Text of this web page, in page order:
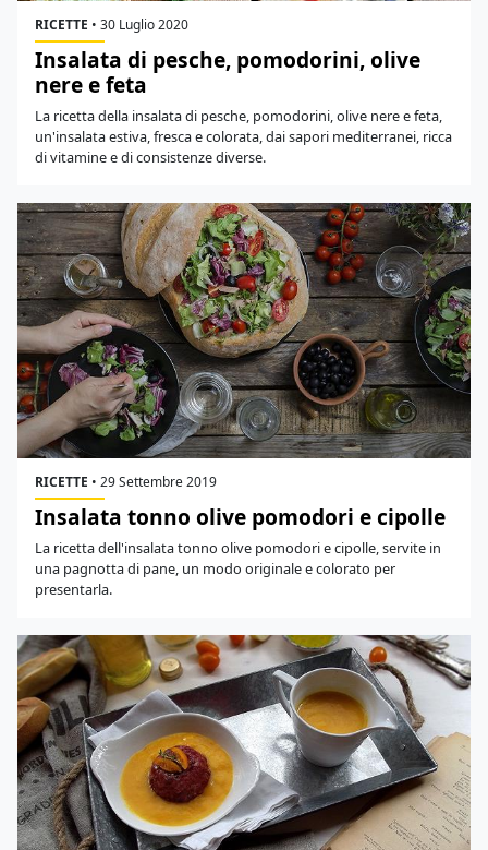
RICETTE • 30 Luglio 2020
Insalata di pesche, pomodorini, olive
nere e feta
La ricetta della insalata di pesche, pomodorini, olive nere e feta,
un'insalata estiva, fresca e colorata, dai sapori mediterranei, ricca
di vitamine e di consistenze diverse.
RICETTE • 29 Settembre 2019
Insalata tonno olive pomodori e cipolle
La ricetta dell'insalata tonno olive pomodori e cipolle, servite in
una pagnotta di pane, un modo originale e colorato per
presentarla.